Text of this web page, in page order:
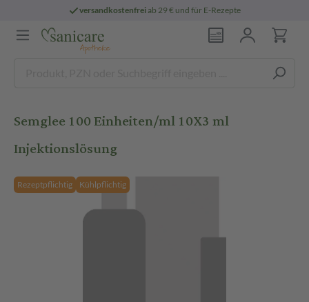
versandkostenfreiab 29 € und für E-Rezepte
Semglee 100 Einheiten/ml 10X3 ml
Injektionslösung
Rezeptpflichtig Kühlpflichtig